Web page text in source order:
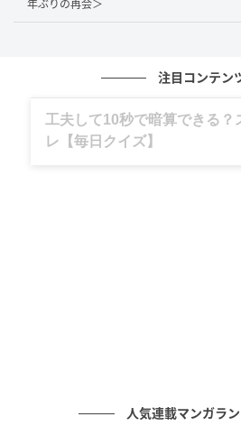
レスを溜め込むことなく、うま
結婚は「パートナーが好き」と
切だと思います。けれど、当人
く、お互いの家族との関わりも
年ぶりの再会＞
注目コンテン
グルメ、ギャグ、子育て、
めます。
人気連載マンガラ